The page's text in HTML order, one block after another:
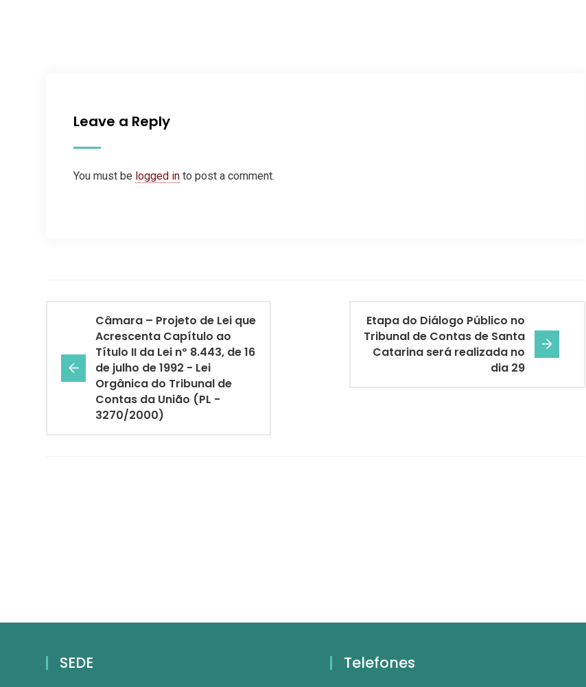
Leave a Reply
You must be logged in to post a comment.
Câmara – Projeto de Lei que
Acrescenta Capítulo ao
Título II da Lei nº 8.443, de 16
de julho de 1992 - Lei
Orgânica do Tribunal de
Contas da União (PL -
3270/2000)
Etapa do Diálogo Público no
Tribunal de Contas de Santa
Catarina será realizada no
dia 29
SEDE Telefones